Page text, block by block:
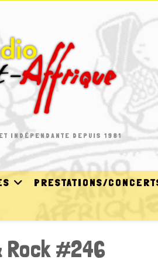
INDÉPENDANTE DEPUIS 1981
PRESTATIONS/
Rock #246